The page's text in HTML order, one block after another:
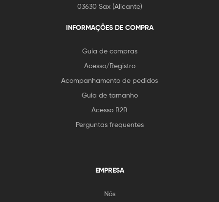
03630 Sax (Alicante)
INFORMAÇÕES DE COMPRA
Guia de compras
Acesso/Registro
Acompanhamento de pedidos
Guia de tamanho
Acesso B2B
Perguntas frequentes
EMPRESA
Nós